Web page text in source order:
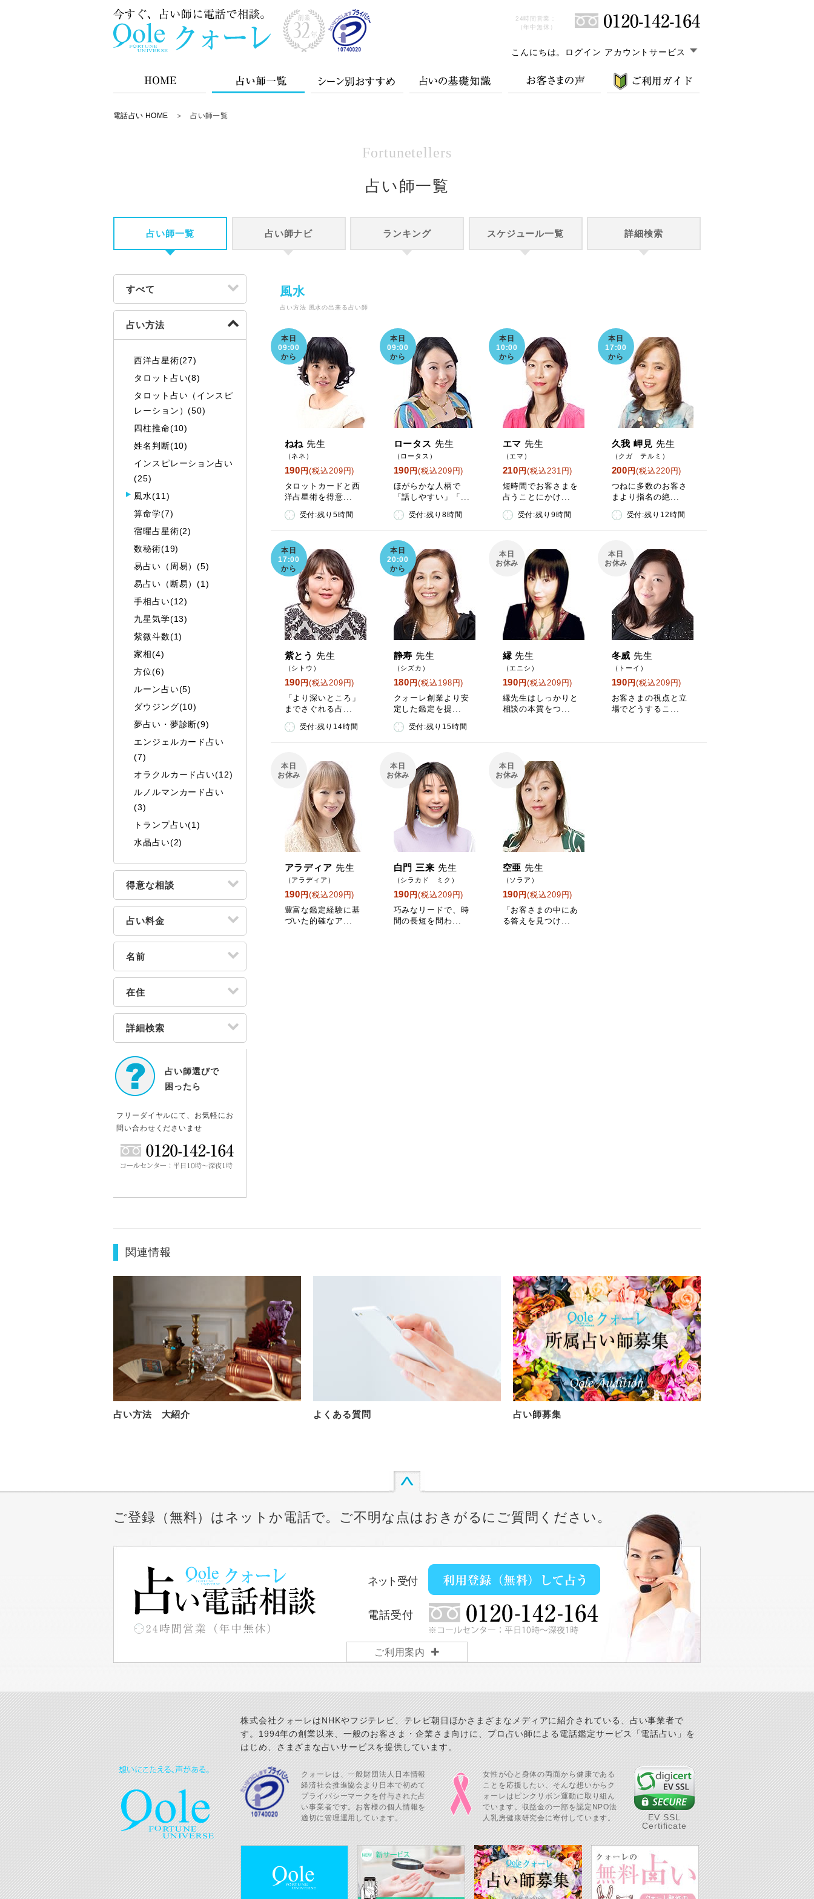
24時間営業：
（年中無休）
こんにちは。 ログイン アカウントサービス
電話占い HOME ＞ 占い師一覧
Fortunetellers
占い師一覧
占い師一覧 占い師ナビ ランキング スケジュール一覧 詳細検索
すべて
占い方法
西洋占星術(27)
タロット占い(8)
タロット占い（インスピ
レーション）(50)
四柱推命(10)
姓名判断(10)
インスピレーション占い
(25)
風水(11)
算命学(7)
宿曜占星術(2)
数秘術(19)
易占い（周易）(5)
易占い（断易）(1)
手相占い(12)
九星気学(13)
紫微斗数(1)
家相(4)
方位(6)
ルーン占い(5)
ダウジング(10)
夢占い・夢診断(9)
エンジェルカード占い
(7)
オラクルカード占い(12)
ルノルマンカード占い
(3)
トランプ占い(1)
水晶占い(2)
得意な相談
占い料金
名前
在住
詳細検索
占い師選びで
困ったら
フリーダイヤルにて、お気軽にお
問い合わせくださいませ
風水
占い方法 風水の出来る占い師
ねね 先生
（ネネ）
本日
09:00
から
190 円(税込209円)
タロットカードと西
洋占星術を得意...
受付:残り5時間
ロータス 先生
（ロータス）
本日
09:00
から
190 円(税込209円)
ほがらかな人柄で
「話しやすい」「...
受付:残り8時間
エマ 先生
（エマ）
本日
10:00
から
210 円(税込231円)
短時間でお客さまを
占うことにかけ...
受付:残り9時間
久我 岬見 先生
（クガ テルミ）
本日
17:00
から
200 円(税込220円)
つねに多数のお客さ
まより指名の絶...
受付:残り12時間
紫とう 先生
（シトウ）
本日
17:00
から
190 円(税込209円)
「より深いところ」
までさぐれる占...
受付:残り14時間
静寿 先生
（シズカ）
本日
20:00
から
180 円(税込198円)
クォーレ創業より安
定した鑑定を提...
受付:残り15時間
縁 先生
（エニシ）
本日
お休み
190 円(税込209円)
縁先生はしっかりと
相談の本質をつ...
冬威 先生
（トーイ）
本日
お休み
190 円(税込209円)
お客さまの視点と立
場でどうするこ...
アラディア 先生
（アラディア）
本日
お休み
190 円(税込209円)
豊富な鑑定経験に基
づいた的確なア...
白門 三来 先生
（シラカド ミク）
本日
お休み
190 円(税込209円)
巧みなリードで、時
間の長短を問わ...
空亜 先生
（ソラア）
本日
お休み
190 円(税込209円)
「お客さまの中にあ
る答えを見つけ...
関連情報
占い方法 大紹介 よくある質問 占い師募集
ご登録（無料）はネットか電話で。ご不明な点はおきがるにご質問ください。
ネット受付
電話受付
ご利用案内
株式会社クォーレはNHKやフジテレビ、テレビ朝日ほかさまざまなメディアに紹介されている、占い事業者で
す。1994年の創業以来、一般のお客さま・企業さま向けに、プロ占い師による電話鑑定サービス「電話占い」を
はじめ、さまざまな占いサービスを提供しています。
クォーレは、一般財団法人日本情報
経済社会推進協会より日本で初めて
プライバシーマークを付与された占
い事業者です。お客様の個人情報を
適切に管理運用しています。
女性が心と身体の両面から健康である
ことを応援したい、そんな想いからク
ォーレはピンクリボン運動に取り組ん
でいます。収益金の一部を認定NPO法
人乳房健康研究会に寄付しています。
EV SSL
Certificate